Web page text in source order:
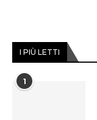
I PIÙ LETTI
1